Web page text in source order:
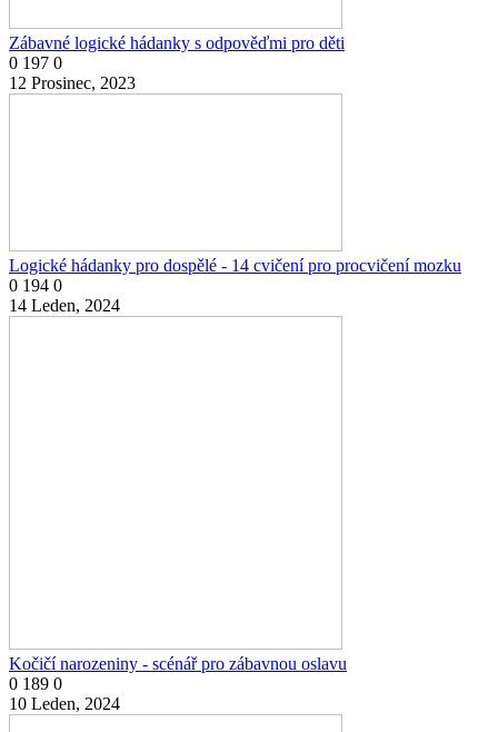
Zábavné logické hádanky s odpověďmi pro děti
0 197 0
12 Prosinec, 2023
Logické hádanky pro dospělé - 14 cvičení pro procvičení mozku
0 194 0
14 Leden, 2024
Kočičí narozeniny - scénář pro zábavnou oslavu
0 189 0
10 Leden, 2024